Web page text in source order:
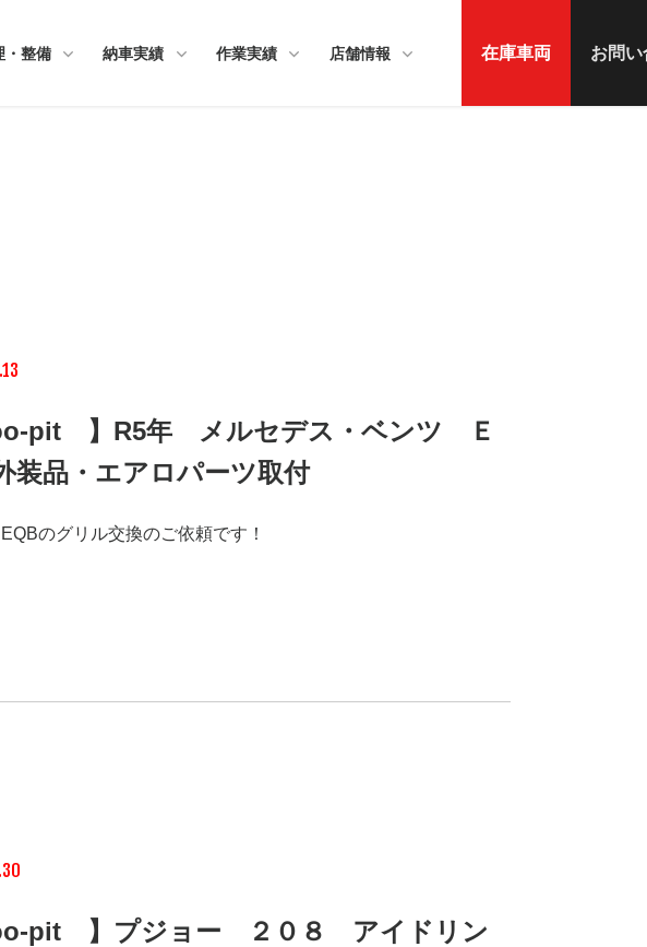
・整備 納車実績 作業実績 店舗情報 在庫車両 お問
pit 】R5年 メルセデス・ベンツ Ｅ
装品・エアロパーツ取付
のグリル交換のご依頼です！
pit 】プジョー ２０８ アイドリン